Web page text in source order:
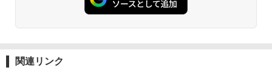
￥792
￥1,380
関連リンク